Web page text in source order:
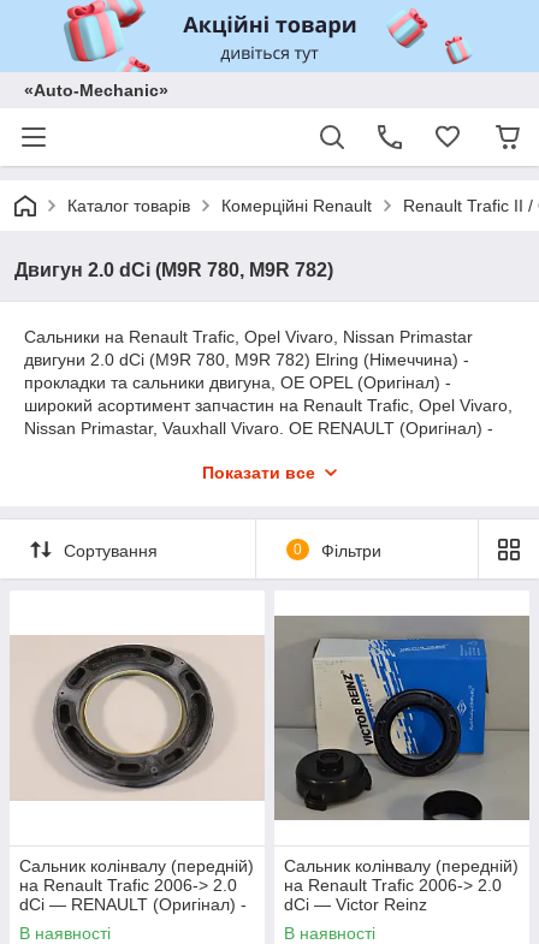
«Auto-Mechanic»
Каталог товарів Комерційні Renault Renault Trafic II
Двигун 2.0 dCi (M9R 780, M9R 782)
Сальники на Renault Trafic, Opel Vivaro, Nissan Primastar
двигуни 2.0 dCi (M9R 780, M9R 782) Elring (Німеччина) -
прокладки та сальники двигуна, OE OPEL (Оригінал) -
широкий асортимент запчастин на Renault Trafic, Opel Vivaro,
Nissan Primastar, Vauxhall Vivaro. OE RENAULT (Оригінал) -
Nissan Primastar, Vauxhall Vivaro. Corteco (Італія) - широкий
Primastar,, Victor Reinz (Німеччина) - деталі двигуна.
Показати все
Сортування 0 Фільтри
Сальник колінвалу (передній)
на Renault Trafic 2006-> 2.0
dCi — RENAULT (Оригінал) -
7701476858
В наявності
Сальник колінвалу (передній)
на Renault Trafic 2006-> 2.0
dCi — Victor Reinz
(Німеччина) - 81-38518-00
В наявності